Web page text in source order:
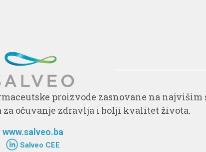
proizvode zasnovane na
za očuvanje zdravlja i bolji kvalitet života.
www.salveo.ba
Salveo CEE